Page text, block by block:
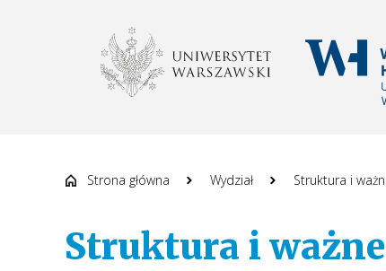
WYDZIAŁ
Strona główna Wydział Struktura i
Struktura i